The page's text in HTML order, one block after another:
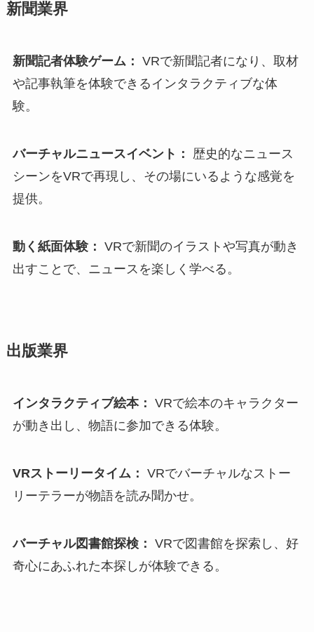
新聞業界
新聞記者体験ゲーム： VRで新聞記者になり、取材
や記事執筆を体験できるインタラクティブな体
験。
バーチャルニュースイベント：
歴史的なニュース
シーンをVRで再現し、その場にいるような感覚を
提供。
動く紙面体験： VRで新聞のイラストや写真が動き
出すことで、ニュースを楽しく学べる。
出版業界
インタラクティブ絵本： VRで絵本のキャラクター
が動き出し、物語に参加できる体験。
VRストーリータイム： VRでバーチャルなストー
リーテラーが物語を読み聞かせ。
バーチャル図書館探検： VRで図書館を探索し、好
奇心にあふれた本探しが体験できる。